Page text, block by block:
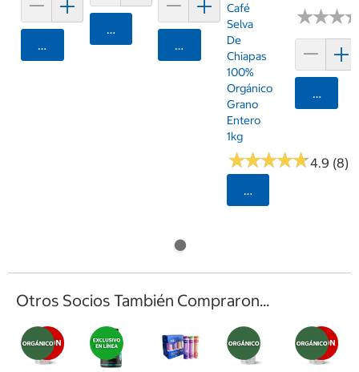
Agregar
Agregar
Agregar
Café
Selva
De
Chiapas
100%
Orgánico
Grano
Entero
1kg
★★★★★
★★★★★4.9 (8)
Seleccionar
★★★
★★★
Otros Socios También Compraron...